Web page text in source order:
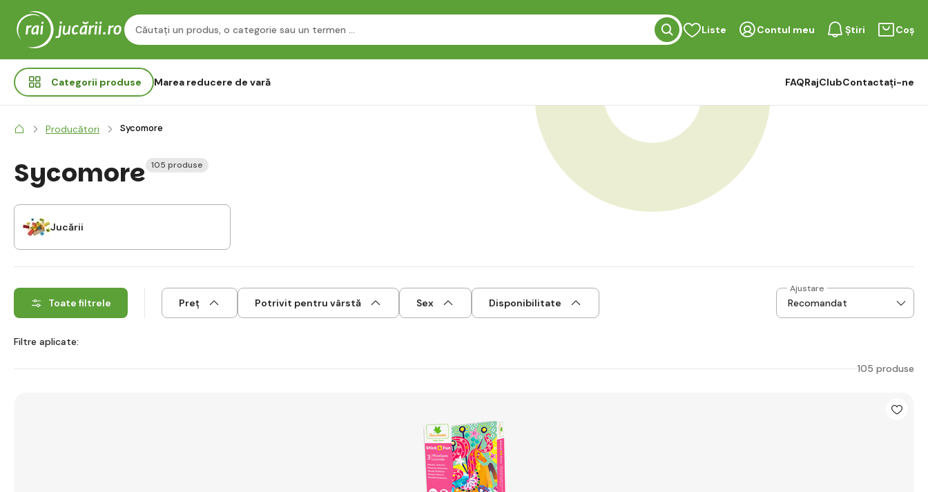
Liste Contul meu Știri Coș
Categorii produse Marea reducere de vară FAQRajClubContactați-ne
Producători Sycomore
Sycomore 105 produse
Jucării
Toate filtrele Preț Potrivit pentru vârstă Sex Disponibilitate
Ajustare
Filtre aplicate:
105 produse